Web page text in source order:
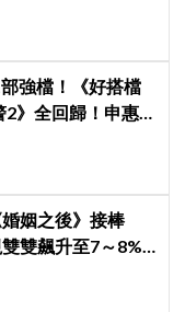
強檔！《好搭檔
2》全回歸！申惠
婚姻之後》接棒
雙飆升至7～8%